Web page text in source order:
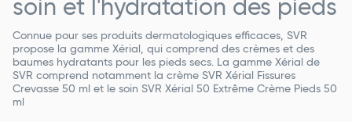
soin et l'hydratation des pieds
Connue pour ses produits dermatologiques efficaces, SVR
propose la gamme Xérial, qui comprend des crèmes et des
baumes hydratants pour les pieds secs. La gamme Xérial de
SVR comprend notamment la crème SVR Xérial Fissures
Crevasse 50 ml et le soin SVR Xérial 50 Extrême Crème Pieds 50
ml